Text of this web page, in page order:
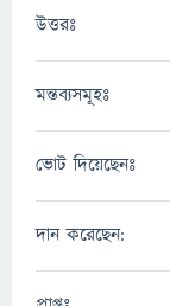
উত্তরঃ
মন্তব্যসমূহঃ
ভোট দিয়েছেনঃ
দান করেছেন: